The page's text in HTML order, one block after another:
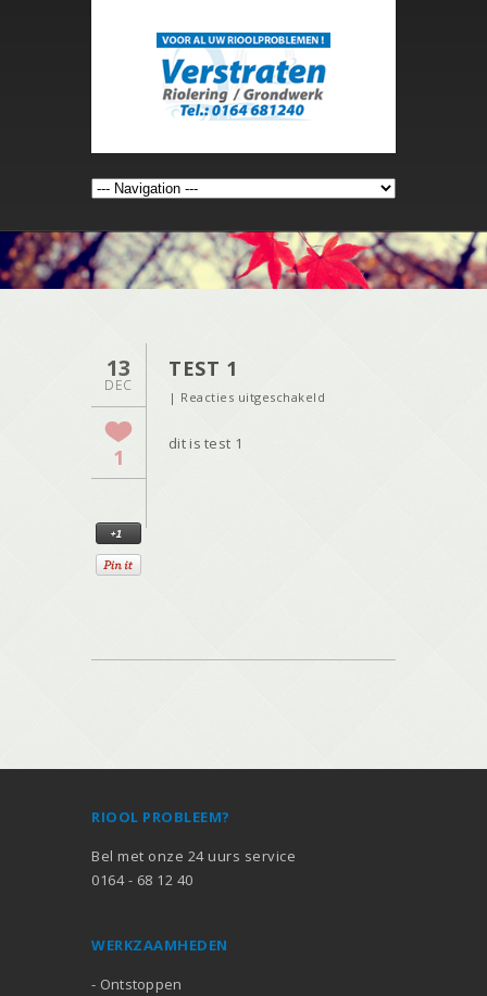
13
DEC
1
TEST 1
| Reacties uitgeschakeld
dit is test 1
RIOOL PROBLEEM?
Bel met onze 24 uurs service
0164 - 68 12 40
WERKZAAMHEDEN
- Ontstoppen